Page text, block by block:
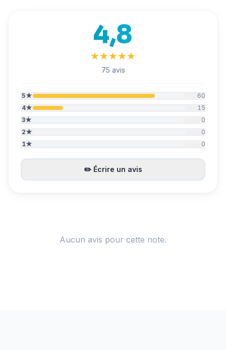
4,8
★
★★
★★
★★
★★
★
75 avis
5★
60
4★
15
3★
0
2★
0
1★ 0
✏️ Écrire un avis
Aucun avis pour cette note.